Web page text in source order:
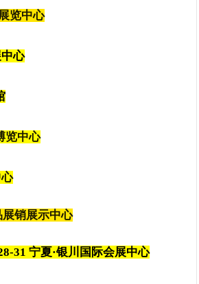
览中心
心
览中心
展销展示中心
31 宁夏·银川国际会展中心